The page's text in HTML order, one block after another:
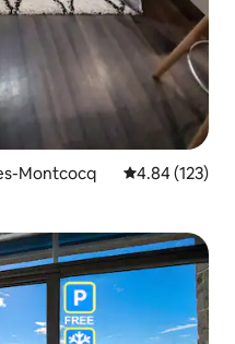
Montcocq Calificación
4.84 (123)